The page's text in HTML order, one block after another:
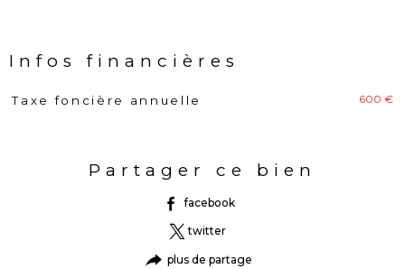
Infos financières
Caractéristiques Valeurs
Taxe foncière annuelle 600 €
Partager ce bien
facebook
twitter
plus de partage